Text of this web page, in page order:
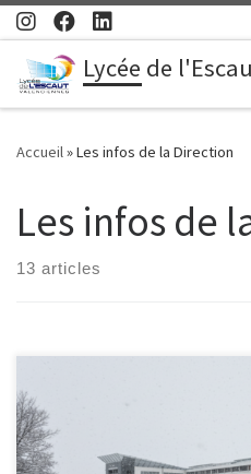
Passer au contenu
Lycée de
Accueil»Les infos de la Direction
Les infos de
13 articles
Ce mercredi 7 janvier 2026, les
dérouleront exceptionnellement